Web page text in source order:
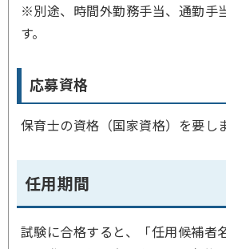
※別途、時間外勤務手当、通勤手
す。
応募資格
保育士の資格（国家資格）を要し
任用期間
試験に合格すると、「任用候補者